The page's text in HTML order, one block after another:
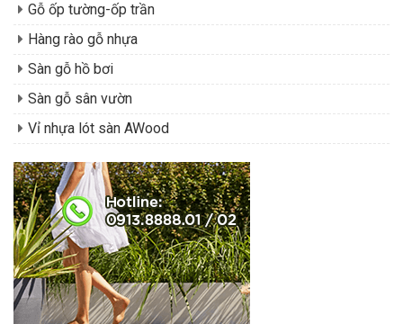
Gỗ ốp tường-ốp trần
Hàng rào gỗ nhựa
Sàn gỗ hồ bơi
Sàn gỗ sân vườn
Vỉ nhựa lót sàn AWood